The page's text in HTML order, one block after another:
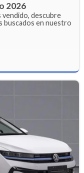
2026
vendido, descubre
buscados en nuestro